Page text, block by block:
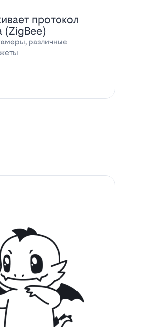
протокол
(ZigBee)
различные